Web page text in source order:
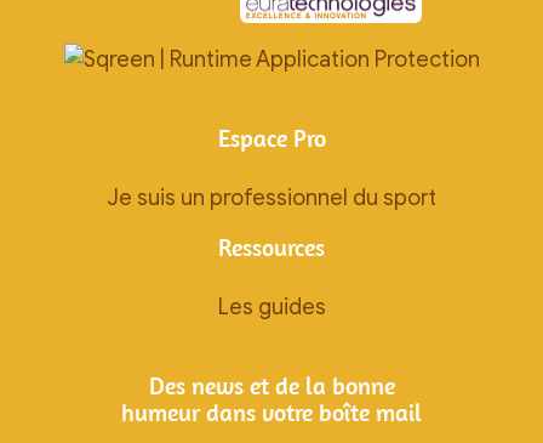
Espace Pro
Je suis un professionnel du sport
Ressources
Les guides
Des news et de la bonne
humeur dans votre boîte mail